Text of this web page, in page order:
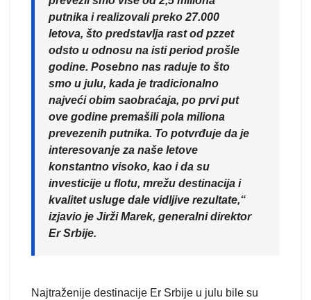
putnika i realizovali preko 27.000
letova, što predstavlja rast od pzzet
odsto u odnosu na isti period prošle
godine. Posebno nas raduje to što
smo u julu, kada je tradicionalno
najveći obim saobraćaja, po prvi put
ove godine premašili pola miliona
prevezenih putnika. To potvrđuje da je
interesovanje za naše letove
konstantno visoko, kao i da su
investicije u flotu, mrežu destinacija i
kvalitet usluge dale vidljive rezultate,“
izjavio je Jirži Marek, generalni direktor
Er Srbije.
Najtraženije destinacije Er Srbije u julu bile su